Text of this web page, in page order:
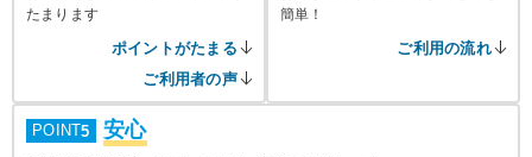
たまります
ポイントがたまる
ご利用者の声
簡単！
ご利用の流れ
POINT5 安心